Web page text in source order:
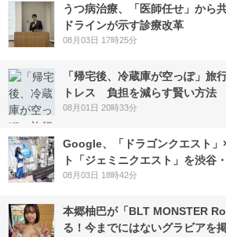
うつ病治療、「医師任せ」から
ドラインが示す診療改革
08月03日 17時25分
「帰宅後、冷蔵庫が空っぽ」旅
トレス 負担を減らす賢い方法
08月01日 20時33分
Google、「ドラゴンクエスト
ト「ジェミニクエスト」を渋谷
08月03日 18時42分
本郷柚巴が「BLT MONSTER
る！今までにはないグラビアを